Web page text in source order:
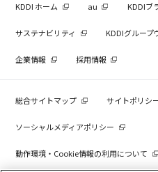
KDDI ホーム au KDDIブ
サステナビリティ KDDIグループ
企業情報 採用情報
総合サイトマップ サイトポリシ
ソーシャルメディアポリシー
動作環境・Cookie情報の利用について